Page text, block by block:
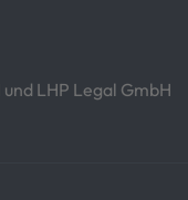
und LHP Legal GmbH